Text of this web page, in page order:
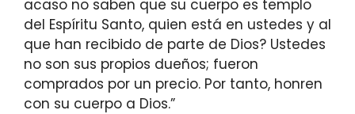
acaso no saben que su cuerpo es templo
del Espíritu Santo, quien está en ustedes y al
que han recibido de parte de Dios? Ustedes
no son sus propios dueños; fueron
comprados por un precio. Por tanto, honren
con su cuerpo a Dios.”